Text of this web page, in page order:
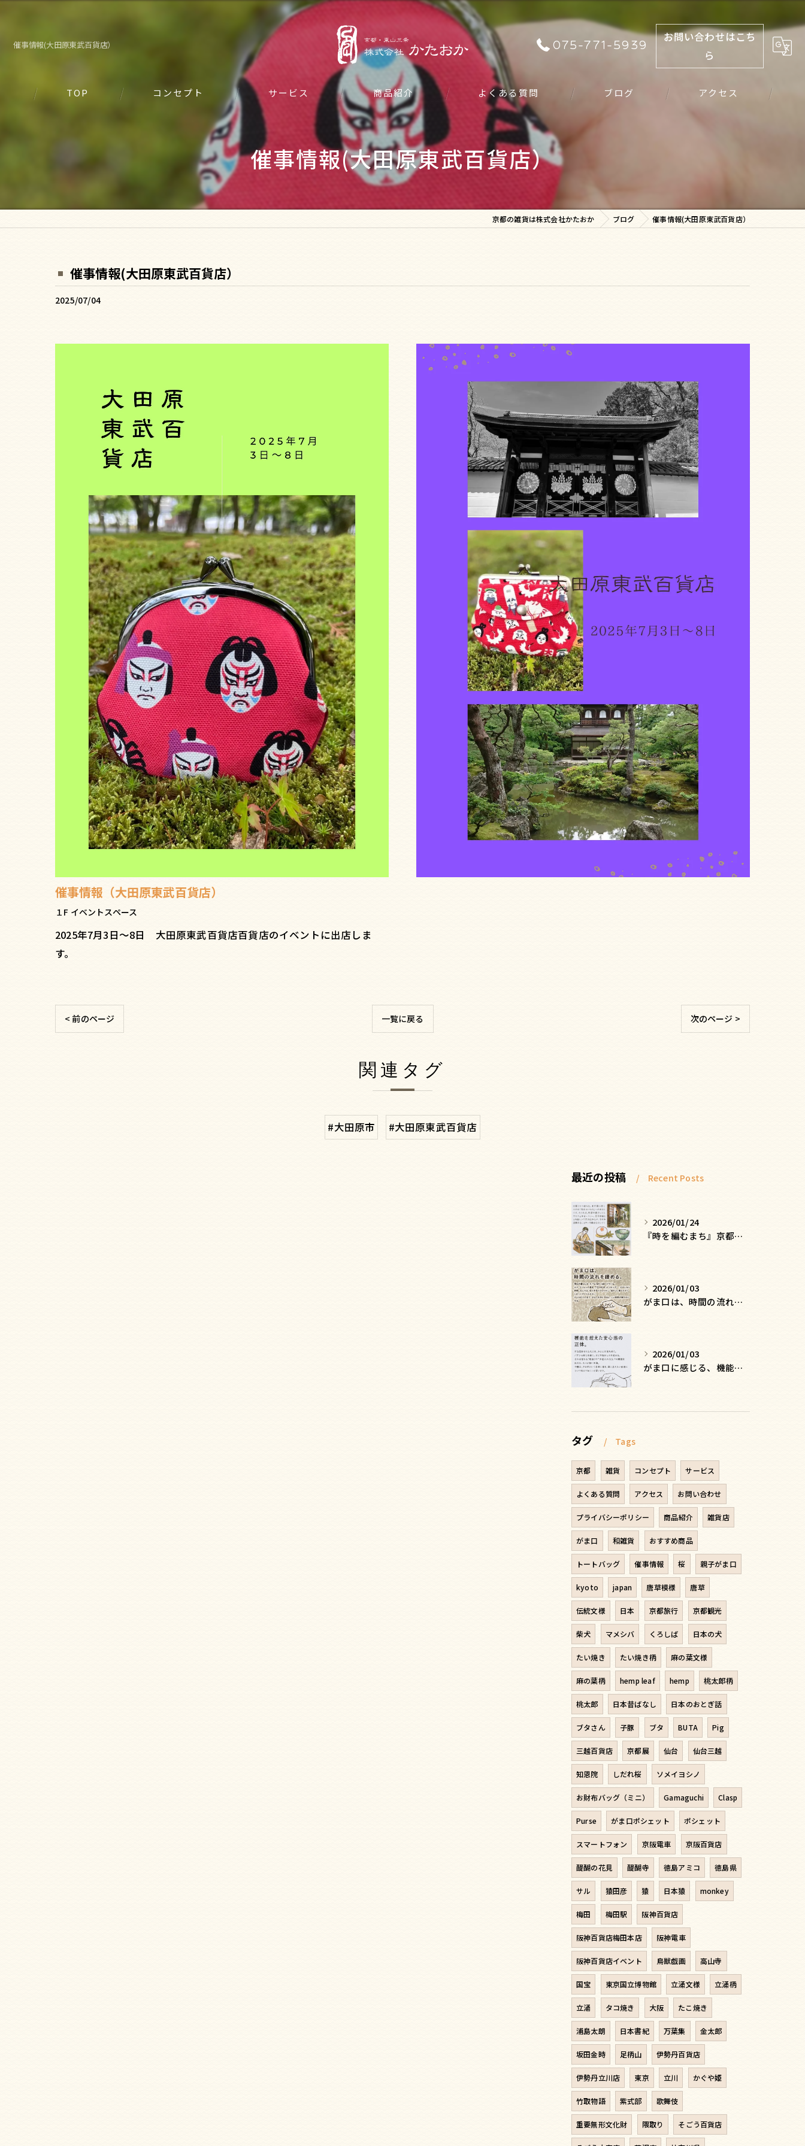
催事情報(大田原東武百貨店） 075-771-5939
お問い合わせはこち
ら
TOP コンセプト サービス 商品紹介 よくある質問 ブログ アクセス
催事情報(大田原東武百貨店）
京都の雑貨は株式会社かたおか ブログ 催事情報(大田原東武百貨店）
催事情報(大田原東武百貨店）
2025/07/04
催事情報（大田原東武百貨店）
１F イベントスペース
2025年7月3日〜8日 大田原東武百貨店百貨店のイベントに出店しま
す。
< 前のページ 一覧に戻る 次のページ >
関連タグ
#大田原市 #大田原東武百貨店
最近の投稿 Recent Posts
2026/01/24
『時を編むまち』京都ー日常にひそむ、静かな贅沢
2026/01/03
がま口は、時間の流れを緩める
2026/01/03
がま口に感じる、機能を超えた安心感の正体
タグ Tags
京都 雑貨 コンセプト サービス
よくある質問 アクセス お問い合わせ
プライバシーポリシー 商品紹介 雑貨店
がま口 和雑貨 おすすめ商品
トートバッグ 催事情報 桜 親子がま口
kyoto japan 唐草模様 唐草
伝統文様 日本 京都旅行 京都観光
柴犬 マメシバ くろしば 日本の犬
たい焼き たい焼き柄 麻の葉文様
麻の葉柄 hemp leaf hemp 桃太郎柄
桃太郎 日本昔ばなし 日本のおとぎ話
ブタさん 子豚 ブタ BUTA Pig
三越百貨店 京都展 仙台 仙台三越
知恩院 しだれ桜 ソメイヨシノ
お財布バッグ（ミニ） Gamaguchi Clasp
Purse がま口ポシェット ポシェット
スマートフォン 京阪電車 京阪百貨店
醍醐の花見 醍醐寺 徳島アミコ 徳島県
サル 猿田彦 猿 日本猿 monkey
梅田 梅田駅 阪神百貨店
阪神百貨店梅田本店 阪神電車
阪神百貨店イベント 鳥獣戯画 高山寺
国宝 東京国立博物館 立涌文様 立涌柄
立涌 タコ焼き 大阪 たこ焼き
浦島太朗 日本書紀 万葉集 金太郎
坂田金時 足柄山 伊勢丹百貨店
伊勢丹立川店 東京 立川 かぐや姫
竹取物語 紫式部 歌舞伎
重要無形文化財 隈取り そごう百貨店